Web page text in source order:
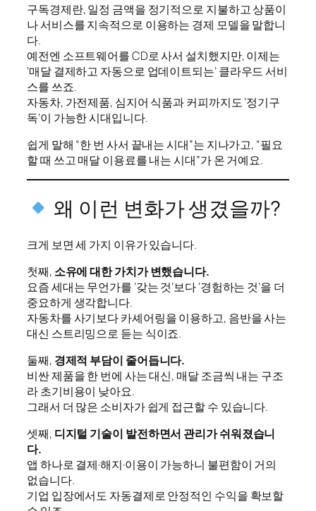
구독경제란, 일정 금액을 정기적으로 지불하고 상품이
나 서비스를 지속적으로 이용하는 경제 모델을 말합니
다.
예전엔 소프트웨어를 CD로 사서 설치했지만, 이제는
‘매달 결제하고 자동으로 업데이트되는’ 클라우드 서비
스를 쓰죠.
자동차, 가전제품, 심지어 식품과 커피까지도 ‘정기구
독’이 가능한 시대입니다.
쉽게 말해 “한 번 사서 끝내는 시대”는 지나가고, “필요
할 때 쓰고 매달 이용료를 내는 시대”가 온 거예요.
왜 이런 변화가 생겼을까?
크게 보면 세 가지 이유가 있습니다.
첫째, 소유에 대한 가치가 변했습니다.
요즘 세대는 무언가를 ‘갖는 것’보다 ‘경험하는 것’을 더
중요하게 생각합니다.
자동차를 사기보다 카셰어링을 이용하고, 음반을 사는
대신 스트리밍으로 듣는 식이죠.
둘째, 경제적 부담이 줄어듭니다.
비싼 제품을 한 번에 사는 대신, 매달 조금씩 내는 구조
라 초기비용이 낮아요.
그래서 더 많은 소비자가 쉽게 접근할 수 있습니다.
셋째, 디지털 기술이 발전하면서 관리가 쉬워졌습니
다.
앱 하나로 결제·해지·이용이 가능하니 불편함이 거의
없습니다.
기업 입장에서도 자동결제로 안정적인 수익을 확보할